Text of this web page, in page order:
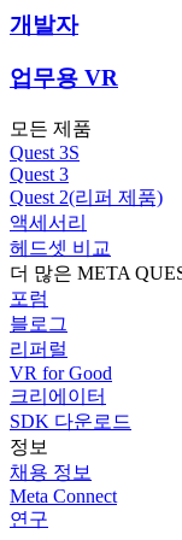
개발자
업무용 VR
모든 제품
Quest 3S
Quest 3
Quest 2(리퍼 제품)
액세서리
헤드셋 비교
더 많은 META
포럼
블로그
리퍼럴
VR for Good
크리에이터
SDK 다운로드
정보
채용 정보
Meta Connect
연구